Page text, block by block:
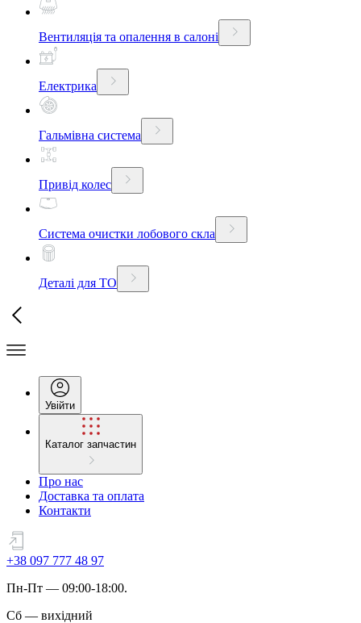
Вентиляція та опалення в салоні
Електрика
Гальмівна система
Привід колес
Система очистки лобового скла
Деталі для ТО
Увійти
Каталог запчастин
Про нас
Доставка та оплата
Контакти
+38 097 777 48 97
Пн-Пт — 09:00-18:00.
Сб — вихідний